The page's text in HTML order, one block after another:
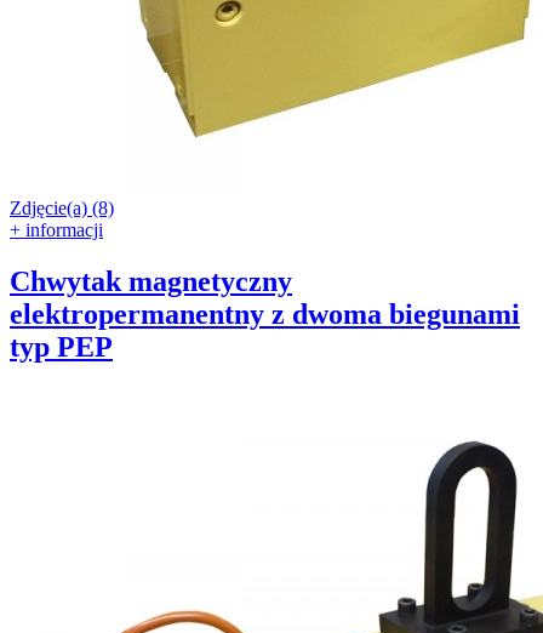
Zdjęcie(a) (8)
+ informacji
Chwytak magnetyczny
elektropermanentny z dwoma biegunami
typ PEP